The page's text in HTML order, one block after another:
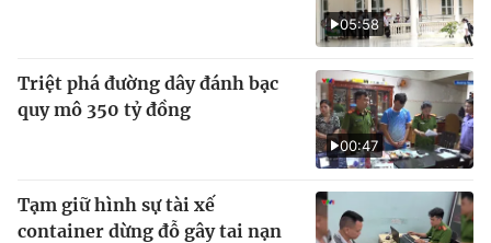
05:58
00:47
Triệt phá đường dây đánh bạc
quy mô 350 tỷ đồng
Tạm giữ hình sự tài xế
container dừng đỗ gây tai nạn